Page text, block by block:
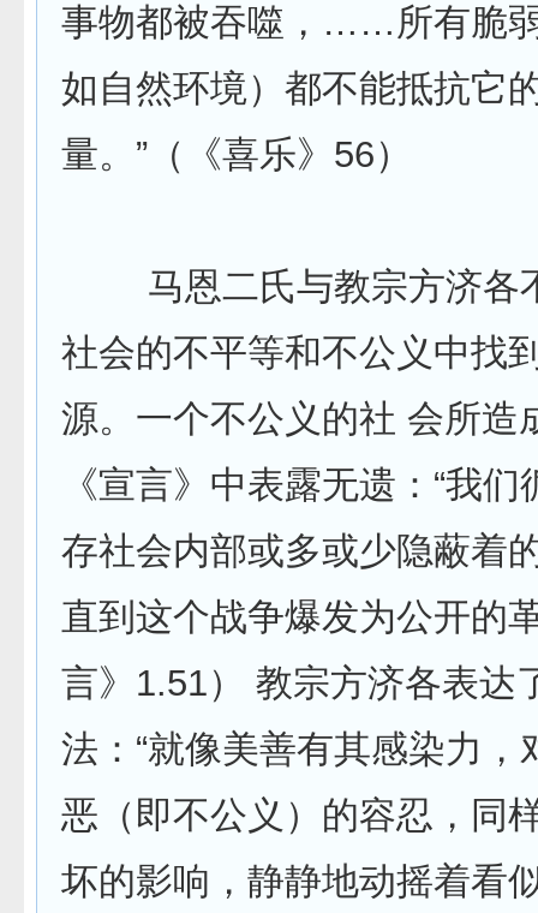
事物都被吞噬，……所有脆
如自然环境）都不能抵抗它
量。”（《喜乐》56）
马恩二氏与教宗方济各
社会的不平等和不公义中找
源。一个不公义的社 会所造
《宣言》中表露无遗：“我
存社会内部或多或少隐蔽着
直到这个战争爆发为公开的
言》1.51） 教宗方济各表达
法：“就像美善有其感染力，
恶（即不公义）的容忍，同
坏的影响，静静地动摇着看